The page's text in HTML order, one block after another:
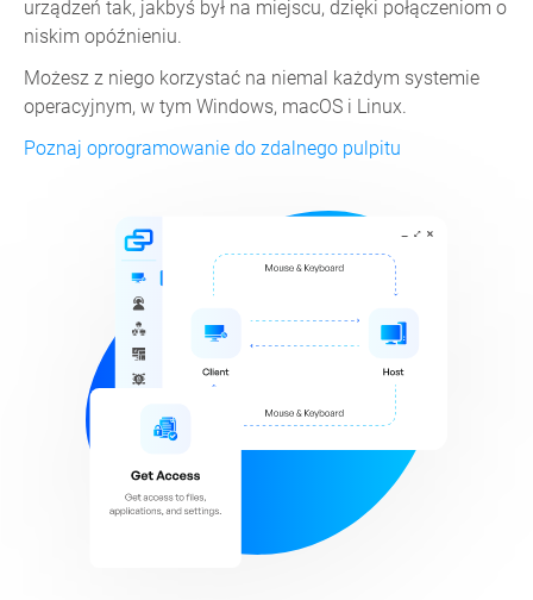
urządzeń tak, jakbyś był na miejscu, dzięki połączeniom o
niskim opóźnieniu.
Możesz z niego korzystać na niemal każdym systemie
operacyjnym, w tym Windows, macOS i Linux.
Poznaj oprogramowanie do zdalnego pulpitu